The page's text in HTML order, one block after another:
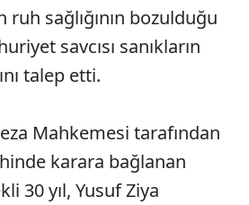
ruh sağlığının bozulduğu
savcısı sanıkların
talep etti.
Mahkemesi tarafından
karara bağlanan
30 yıl, Yusuf Ziya